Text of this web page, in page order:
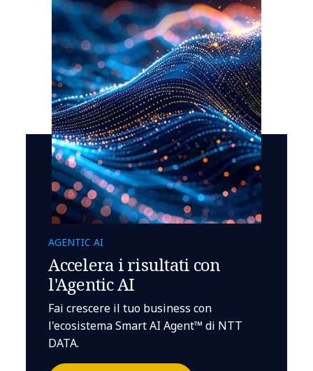
AGENTIC AI
Accelera i risultati con
l'Agentic AI
Fai crescere il tuo business con
l'ecosistema Smart AI Agent™ di NTT
DATA.